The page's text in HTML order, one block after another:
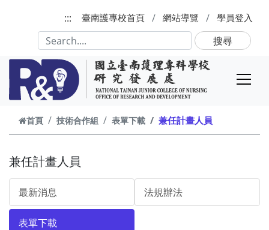
:::
臺南護專校首頁 網站導覽 學員登入
搜尋
首頁 技術合作組 表單下載 兼任計畫人員
兼任計畫人員
最新消息 法規辦法
表單下載